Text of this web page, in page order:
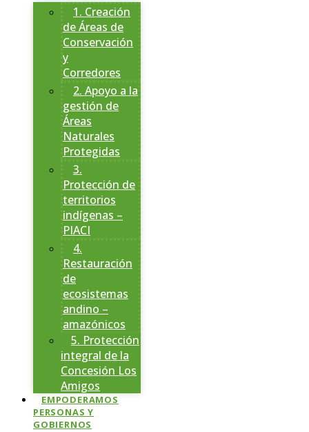
1. Creación
de Áreas de
Conservación
y
Corredores
2. Apoyo a la
gestión de
Áreas
Naturales
Protegidas
3.
Protección de
territorios
indígenas –
PIACI
4.
Restauración
de
ecosistemas
andino –
amazónicos
5. Protección
integral de la
Concesión Los
Amigos
EMPODERAMOS
PERSONAS Y
GOBIERNOS